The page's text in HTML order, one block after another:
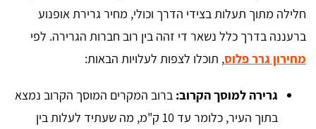
חלילה מתוך תעלות בצידי הדרך וכולי, מחיר גרירת אופנוע
ברעננה בדרך כלל נשאר די זהה בין רוב חברות הגרירה. לפי
מחירון גרר פלוס, תוכלו לצפות לעלויות הבאות:
גרירה למוסך הקרוב: ברוב המקרים המוסך הקרוב נמצא
בתוך העיר, כלומר עד 10 ק"מ, מה שעתיד לעלות בין